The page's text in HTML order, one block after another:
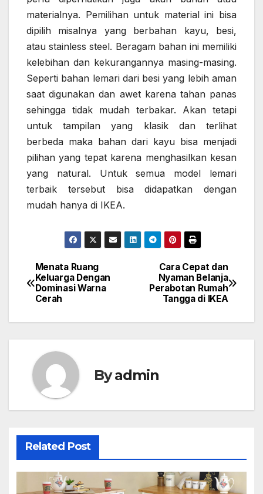
materialnya. Pemilihan untuk material ini bisa
dipilih misalnya yang berbahan kayu, besi,
atau stainless steel. Beragam bahan ini memiliki
kelebihan dan kekurangannya masing-masing.
Seperti bahan lemari dari besi yang lebih aman
saat digunakan dan awet karena tahan panas
sehingga tidak mudah terbakar. Akan tetapi
untuk tampilan yang klasik dan terlihat
berbeda maka bahan dari kayu bisa menjadi
pilihan yang tepat karena menghasilkan kesan
yang natural. Untuk semua model lemari
terbaik tersebut bisa didapatkan dengan
mudah hanya di IKEA.
Post
navigation
Cara Cepat dan
Nyaman Belanja
Perabotan Rumah
Tangga di IKEA
Menata Ruang
Keluarga Dengan
Dominasi Warna
Cerah
Byadmin
Related Post